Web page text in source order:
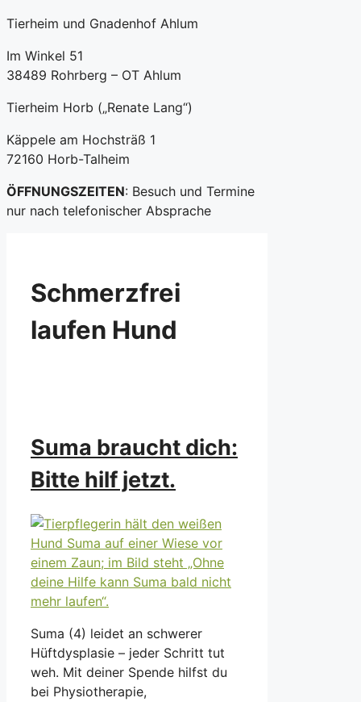
Tierheim und Gnadenhof Ahlum
Im Winkel 51
38489 Rohrberg – OT Ahlum
Tierheim Horb („Renate Lang“)
Käppele am Hochsträß 1
72160 Horb-Talheim
ÖFFNUNGSZEITEN: Besuch und Termine
nur nach telefonischer Absprache
Schmerzfrei
laufen Hund
Suma braucht dich:
Bitte hilf jetzt.
Suma (4) leidet an schwerer
Hüftdysplasie – jeder Schritt tut
weh. Mit deiner Spende hilfst du
bei Physiotherapie,